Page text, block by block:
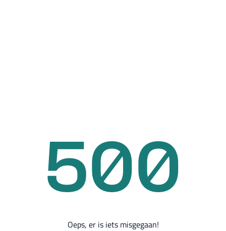
500
Oeps, er is iets misgegaan!